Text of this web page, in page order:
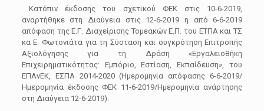
Kατόπιν έκδοσης του σχετικού ΦΕΚ στις 10-6-2019,
αναρτήθηκε στη Διαύγεια στις 12-6-2019 η από 6-6-2019
απόφαση της Ε.Γ. Διαχείρισης Τομεακών Ε.Π. του ΕΤΠΑ και ΤΣ
κα Ε. Φωτονιάτα για τη Σύσταση και συγκρότηση Επιτροπής
Αξιολόγησης για τη Δράση «Εργαλειοθήκη
Επιχειρηματικότητας: Εμπόριο, Εστίαση, Εκπαίδευση», του
ΕΠΑνΕΚ, ΕΣΠΑ 2014-2020 (Ημερομηνία απόφασης 6-6-2019/
Ημερομηνία έκδοσης ΦΕΚ 11-6-2019/Ημερομηνία ανάρτησης
στη Διαύγεια 12-6-2019).